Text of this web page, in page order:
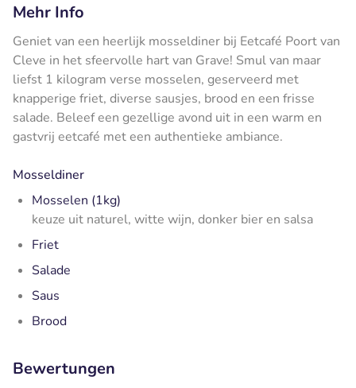
Mehr Info
Geniet van een heerlijk mosseldiner bij Eetcafé Poort van
Cleve in het sfeervolle hart van Grave! Smul van maar
liefst 1 kilogram verse mosselen, geserveerd met
knapperige friet, diverse sausjes, brood en een frisse
salade. Beleef een gezellige avond uit in een warm en
gastvrij eetcafé met een authentieke ambiance.
Mosseldiner
Mosselen (1kg)
keuze uit naturel, witte wijn, donker bier en salsa
Friet
Salade
Saus
Brood
Bewertungen